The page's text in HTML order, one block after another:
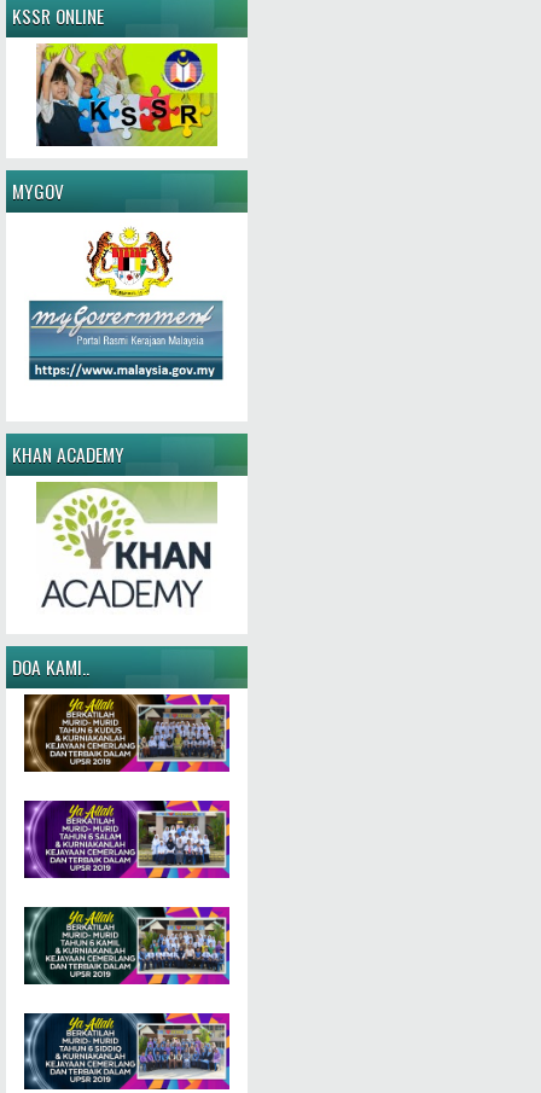
KSSR ONLINE
MYGOV
KHAN ACADEMY
DOA KAMI..